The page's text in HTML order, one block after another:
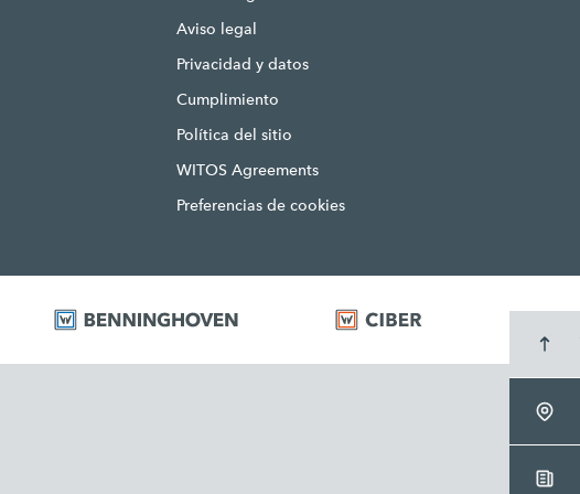
Aviso legal
Privacidad y datos
Cumplimiento
Política del sitio
WITOS Agreements
Preferencias de cookies